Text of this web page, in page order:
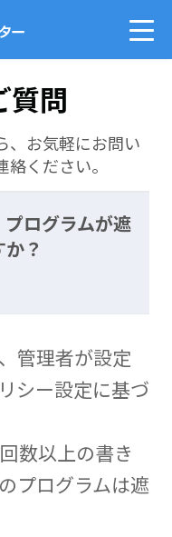
質問
、お気軽にお問い
ください。
ログラムが遮
？
管理者が設定
シー設定に基づ
数以上の書き
プログラムは遮